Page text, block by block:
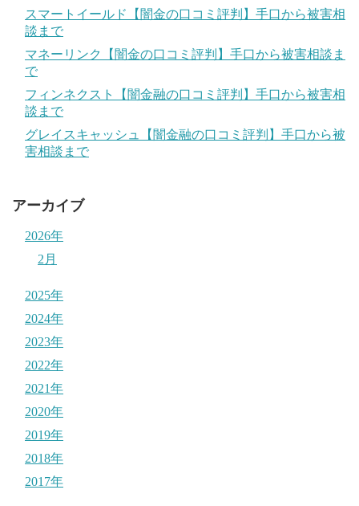
スマートイールド【闇金の口コミ評判】手口から被害相
談まで
マネーリンク【闇金の口コミ評判】手口から被害相談ま
で
フィンネクスト【闇金融の口コミ評判】手口から被害相
談まで
グレイスキャッシュ【闇金融の口コミ評判】手口から被
害相談まで
アーカイブ
2026年
2月
2025年
2024年
2023年
2022年
2021年
2020年
2019年
2018年
2017年